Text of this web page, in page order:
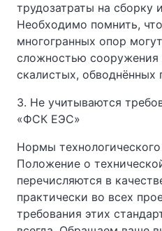
трудозатраты на сборку
Необходимо помнить,
многогранных опор
сложностью сооружения
скалистых, обводнённых
3. Не учитываются
«ФСК ЕЭС»
Нормы
Положение о
перечисляются в
практически во всех
требования этих